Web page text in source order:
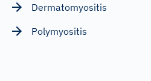
Dermatomyositis
Polymyositis